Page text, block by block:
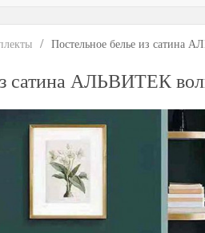
Постельное белье из сатина
сатина АЛЬВИТЕК